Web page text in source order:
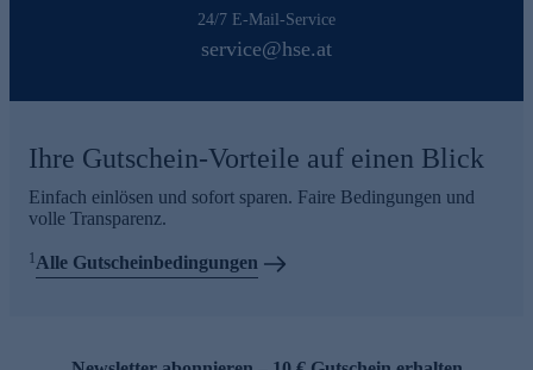
24/7 E-Mail-Service
service@hse.at
Ihre Gutschein-Vorteile auf einen Blick
Einfach einlösen und sofort sparen. Faire Bedingungen und
volle Transparenz.
1Alle Gutscheinbedingungen